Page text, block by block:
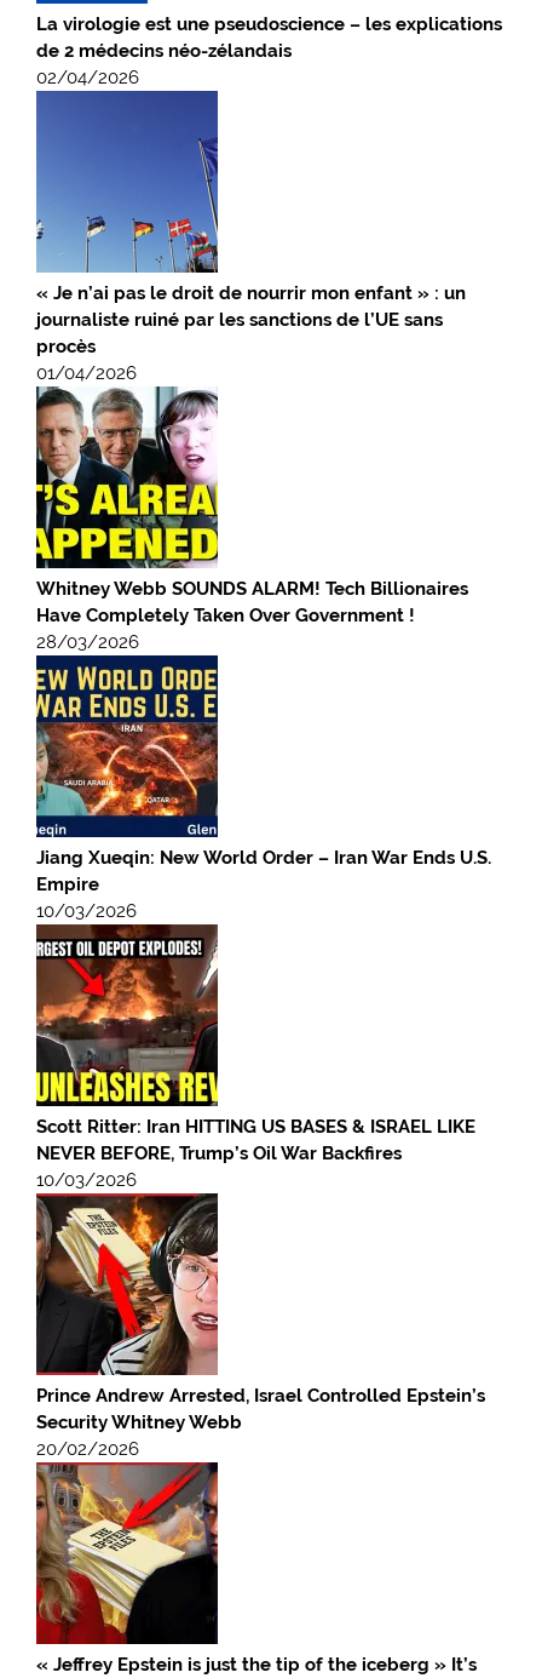
La virologie est une pseudoscience – les explications
de 2 médecins néo-zélandais
02/04/2026
« Je n’ai pas le droit de nourrir mon enfant » : un
journaliste ruiné par les sanctions de l’UE sans
procès
01/04/2026
Whitney Webb SOUNDS ALARM! Tech Billionaires
Have Completely Taken Over Government !
28/03/2026
Jiang Xueqin: New World Order – Iran War Ends U.S.
Empire
10/03/2026
Scott Ritter: Iran HITTING US BASES & ISRAEL LIKE
NEVER BEFORE, Trump’s Oil War Backfires
10/03/2026
Prince Andrew Arrested, Israel Controlled Epstein’s
Security Whitney Webb
20/02/2026
« Jeffrey Epstein is just the tip of the iceberg » It’s